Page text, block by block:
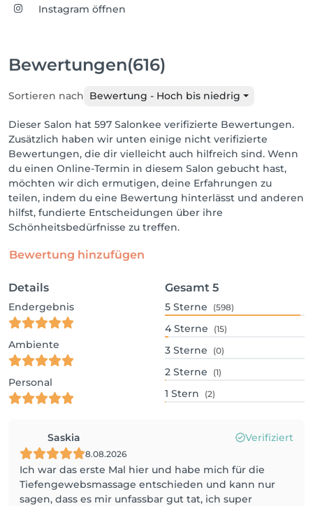
Instagram öffnen
Bewertungen(616)
Sortieren nach Bewertung - Hoch bis niedrig
Dieser Salon hat 597 Salonkee verifizierte Bewertungen.
Zusätzlich haben wir unten einige nicht verifizierte
Bewertungen, die dir vielleicht auch hilfreich sind. Wenn
du einen Online-Termin in diesem Salon gebucht hast,
möchten wir dich ermutigen, deine Erfahrungen zu
teilen, indem du eine Bewertung hinterlässt und anderen
hilfst, fundierte Entscheidungen über ihre
Schönheitsbedürfnisse zu treffen.
Bewertung hinzufügen
Details
Endergebnis
Ambiente
Personal
Gesamt 5
5 Sterne (598)
4 Sterne (15)
3 Sterne (0)
2 Sterne (1)
1 Stern (2)
Saskia Verifiziert
8.08.2026
Ich war das erste Mal hier und habe mich für die
Tiefengewebsmassage entschieden und kann nur
sagen, dass es mir unfassbar gut tat, ich super